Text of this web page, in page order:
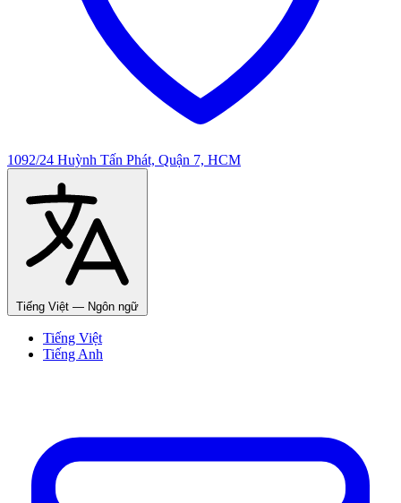
1092/24 Huỳnh Tấn Phát, Quận 7, HCM
Tiếng Việt — Ngôn ngữ
Tiếng Việt
Tiếng Anh